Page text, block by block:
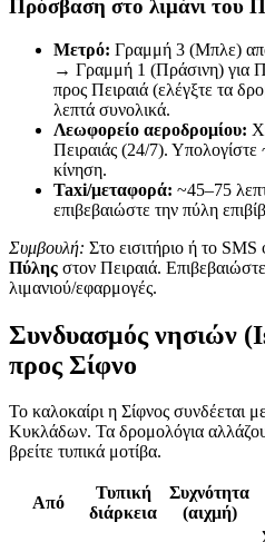
Πρόσβαση στο λιμάνι του
Μετρό: Γραμμή 3 (Μπλε)
→ Γραμμή 1 (Πράσινη) για
προς Πειραιά (ελέγξτε τα
λεπτά συνολικά.
Λεωφορείο αεροδρομίου:
Πειραιάς (24/7).
κίνηση.
Taxi/μεταφορά: ~45–75
επιβεβαιώστε την πύλη
Συμβουλή: Στο εισιτήριο ή το
Πύλης στον Πειραιά.
λιμανιού/εφαρμογές.
Συνδυασμός νησιών
προς Σίφνο
Το καλοκαίρι η Σίφνος συνδέεται
Κυκλάδων. Τα δρομολόγια
βρείτε τυπικά μοτίβα.
Από
Τυπική
διάρκεια
Συχνότητα
(αιχμή)